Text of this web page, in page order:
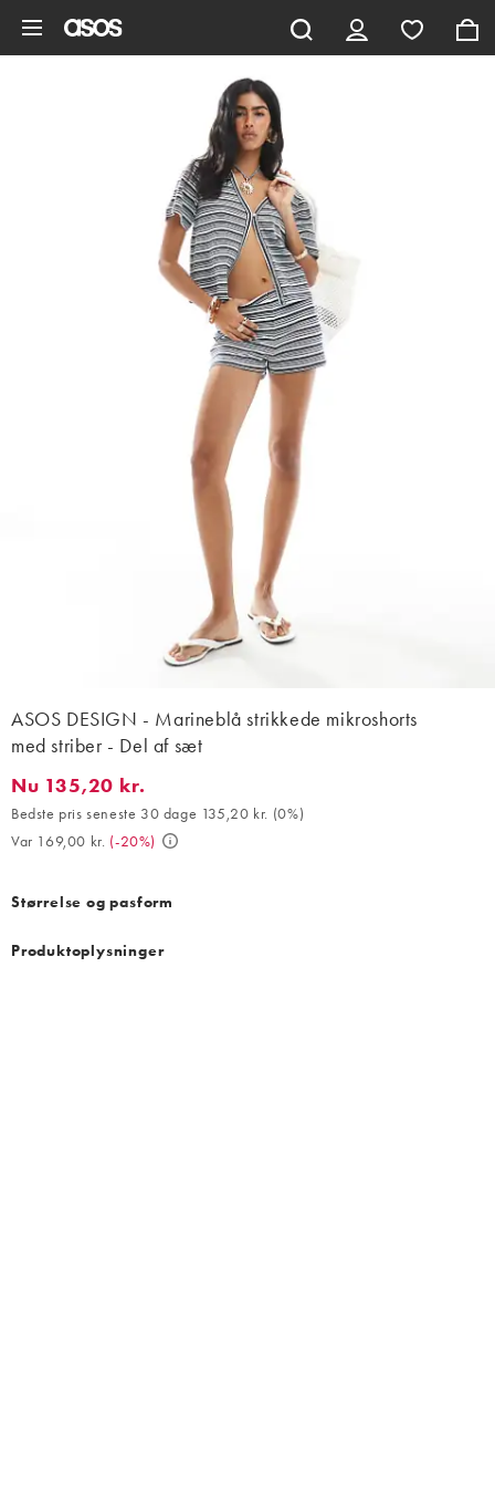
ASOS DESIGN - Marineblå strikkede mikroshorts
med striber - Del af sæt
Nu 135,20 kr.. Bedste pris seneste 30 dage 135,20 kr. (0%).
Nu 135,20 kr.
Bedste pris seneste 30 dage 135,20 kr. (0%)
Var 169,00 kr. (-20%)
Størrelse og pasform
Produktoplysninger